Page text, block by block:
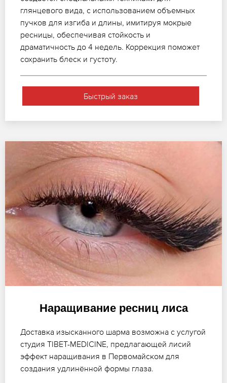
глянцевого вида, с использованием объемных
пучков для изгиба и длины, имитируя мокрые
ресницы, обеспечивая стойкость и
драматичность до 4 недель. Коррекция поможет
сохранить блеск и густоту.
Быстрый заказ
Наращивание ресниц лиса
Доставка изысканного шарма возможна с услугой
студия TIBET-MEDICINE, предлагающей лисий
эффект наращивания в Первомайском для
создания удлинённой формы глаза.